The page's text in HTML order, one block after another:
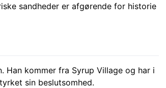
sandheder er afgørende for historie
Han kommer fra Syrup Village og har i
sin beslutsomhed.